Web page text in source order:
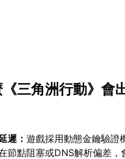
三角洲行動》會
遲：遊戲採用動態金鑰驗證
節點阻塞或DNS解析偏差，